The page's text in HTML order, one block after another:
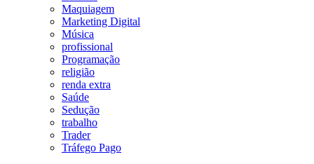
Maquiagem
Marketing Digital
Música
profissional
Programação
religião
renda extra
Saúde
Sedução
trabalho
Trader
Tráfego Pago